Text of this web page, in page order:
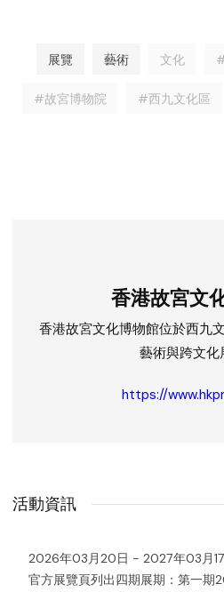
展覽 藝術 文化
#故宮博物院 #西九文化區
香港故宮文
香港故宮文化博物館位於西九
藝術與跨文化
https://
活動資訊
2026年03月20日 - 2027年03月
官方展覽頁列出四期展期：第一期